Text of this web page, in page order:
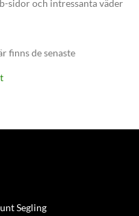
sidor och intressanta väder
finns de senaste
Segling